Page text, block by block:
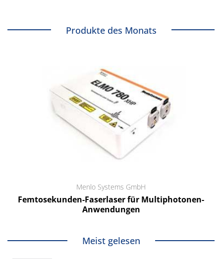
Produkte des Monats
Menlo Systems GmbH
Femtosekunden-Faserlaser für Multiphotonen-
Anwendungen
Meist gelesen